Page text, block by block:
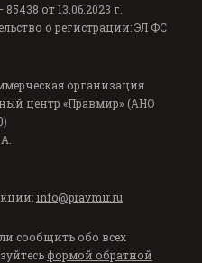
от 13.06.2023 г.
о регистрации: ЭЛ ФС
организация
центр «Правмир» (АНО
info@pravmir.ru
сообщить обо всех
формой обратной